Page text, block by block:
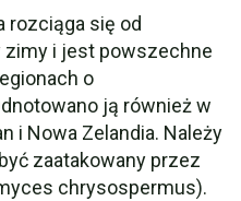
rozciąga się od
zimy i jest powszechne
o
ją również w
i Nowa Zelandia. Należy
zaatakowany przez
chrysospermus).